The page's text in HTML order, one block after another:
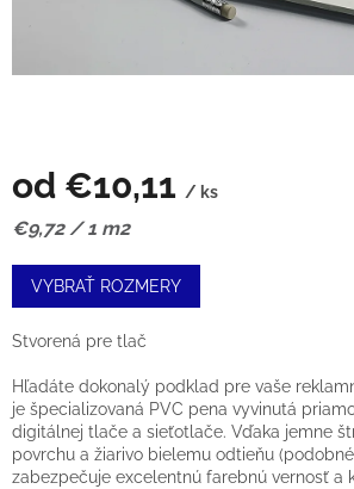
od €10,11 / ks
Jednotková
€9,72 / 1 m2
VYBRAŤ ROZMERY
Stvorená pre tlač
Hľadáte dokonalý podklad pre vaše
je špecializovaná PVC pena vyvinutá
digitálnej tlače a sieťotlače. Vďaka jemne
povrchu a žiarivo bielemu odtieňu
zabezpečuje excelentnú farebnú vernosť a